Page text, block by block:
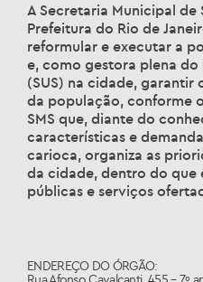
A Secretaria Municipal de
Prefeitura do Rio de
reformular e executar a
e, como gestora plena do
(SUS) na cidade, garantir
da população, conforme
SMS que, diante do
características e
carioca, organiza as
da cidade, dentro do que
públicas e serviços
ENDEREÇO DO ÓRGÃO: